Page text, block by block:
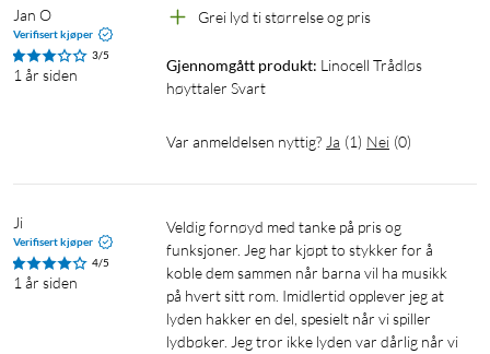
Jan O
Verifisert kjøper
3/5
1 år siden
Grei lyd ti størrelse og pris
Gjennomgått produkt: Linocell Trådløs
høyttaler Svart
Var anmeldelsen nyttig? Ja (1) Nei (0)
Ji
Verifisert kjøper
4/5
1 år siden
Veldig fornøyd med tanke på pris og
funksjoner. Jeg har kjøpt to stykker for å
koble dem sammen når barna vil ha musikk
på hvert sitt rom. Imidlertid opplever jeg at
lyden hakker en del, spesielt når vi spiller
lydbøker. Jeg tror ikke lyden var dårlig når vi